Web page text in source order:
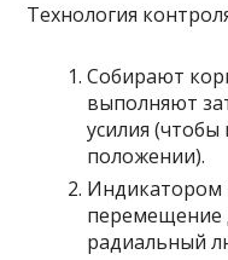
Технология
Собирают
выполняют
усилия
положении).
Индикатором
перемещение
радиальный